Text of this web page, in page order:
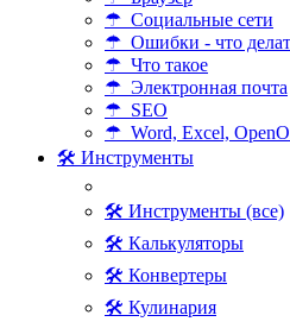
☂ Социальные сети
☂ Ошибки - что
☂ Что такое
☂ Электронная почта
☂ SEO
☂ Word, Excel,
🛠 Инструменты
🛠 Инструменты (все)
🛠 Калькуляторы
🛠 Конвертеры
🛠 Кулинария